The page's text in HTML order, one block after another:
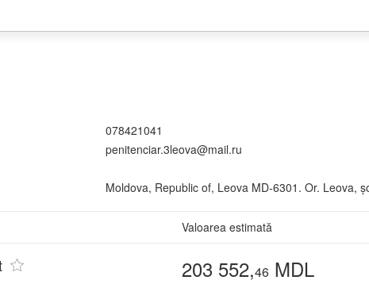
078421041
penitenciar.3leova@mail.ru
Moldova, Republic of, Leova MD-6301. Or. Leova,
Valoarea estimată
203 552,46MDL